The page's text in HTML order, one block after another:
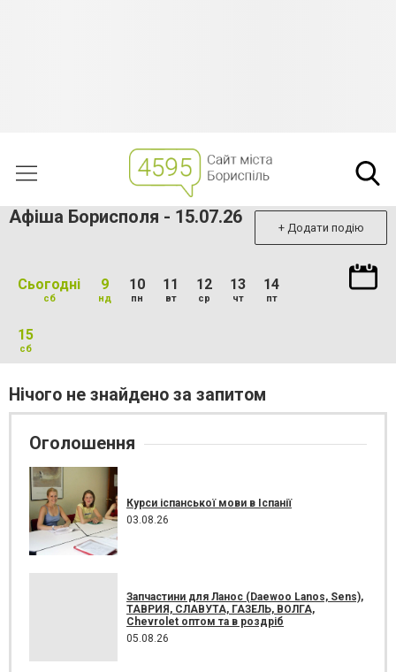
Афіша Борисполя - 15.07.26 + Додати подію
Сьогодні
сб
9
нд
10
пн
11
вт
12
ср
13
чт
14
пт
15
сб
Нічого не знайдено за запитом
Оголошення
Курси іспанської мови в Іспанії
03.08.26
Запчастини для Ланос (Daewoo Lanos, Sens),
ТАВРИЯ, СЛАВУТА, ГАЗЕЛЬ, ВОЛГА,
Chevrolet оптом та в роздріб
05.08.26